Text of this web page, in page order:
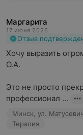
Маргарита
17 июня 2026
Отзыв
Хочу выразить
О.А.
Это не просто
профессионал ...
Минск, ул.
Терапия